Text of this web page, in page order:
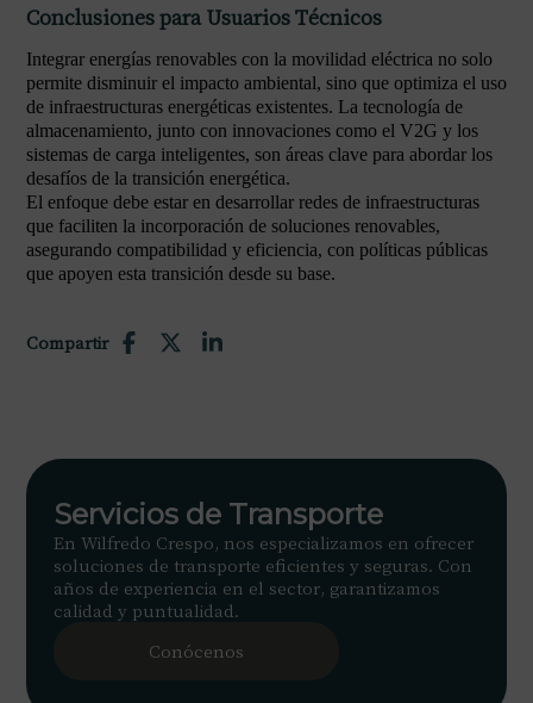
Conclusiones para Usuarios Técnicos
Integrar energías renovables con la movilidad eléctrica no solo
permite disminuir el impacto ambiental, sino que optimiza el uso
de infraestructuras energéticas existentes. La tecnología de
almacenamiento, junto con innovaciones como el V2G y los
sistemas de carga inteligentes, son áreas clave para abordar los
desafíos de la transición energética.
El enfoque debe estar en desarrollar redes de infraestructuras
que faciliten la incorporación de soluciones renovables,
asegurando compatibilidad y eficiencia, con políticas públicas
que apoyen esta transición desde su base.
Compartir
Servicios de Transporte
En Wilfredo Crespo, nos especializamos en ofrecer
soluciones de transporte eficientes y seguras. Con
años de experiencia en el sector, garantizamos
calidad y puntualidad.
Conócenos